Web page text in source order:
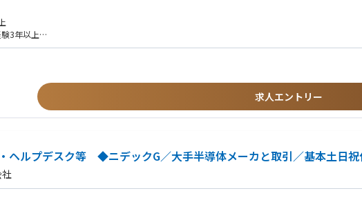
術的要件をエンジニアリング・プロダクトグループへ代表して伝え、エンジニアリングCIP、
し、プロダクトグループと連携して、必要に応じてアルファ／ベータシステムのアップグレ
果的に活用し、エスカレーションの解決を図る。また、Escalation Solver、Community of
、Lamの世界中の技術コミュニティと積極的に知識を共有する。
ァブ／サイトでの日常的なやり取りを通じて、ローカルのアカウントチームエンジニアを指導
場としてプロフェッショナルに対応する。会社の製品ラインおよびFKMに関する知識を活用
3年以上
得者
を有する方
求人エントリー
・ヘルプデスク等 ◆ニデックG／大手半導体メーカと取引／基本土日
社